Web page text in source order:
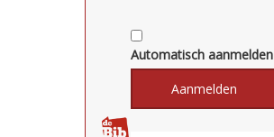
Automatisch aanmelden